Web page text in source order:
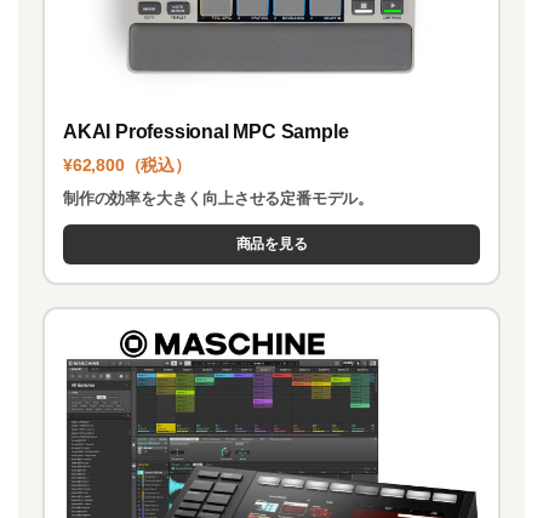
AKAI Professional MPC Sample
¥62,800（税込）
制作の効率を大きく向上させる定番モデル。
商品を見る